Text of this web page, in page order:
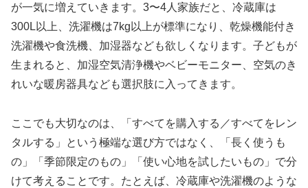
が一気に増えていきます。3〜4人家族だと、冷蔵庫は
300L以上、洗濯機は7kg以上が標準になり、乾燥機能付き
洗濯機や食洗機、加湿器なども欲しくなります。子どもが
生まれると、加湿空気清浄機やベビーモニター、空気のき
れいな暖房器具なども選択肢に入ってきます。
ここでも大切なのは、「すべてを購入する／すべてをレン
タルする」という極端な選び方ではなく、「長く使うも
の」「季節限定のもの」「使い心地を試したいもの」で分
けて考えることです。たとえば、冷蔵庫や洗濯機のような